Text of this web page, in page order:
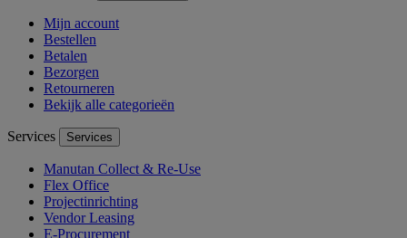
Mijn account
Bestellen
Betalen
Bezorgen
Retourneren
Bekijk alle categorieën
Services Services
Manutan Collect & Re-Use
Flex Office
Projectinrichting
Vendor Leasing
E-Procurement